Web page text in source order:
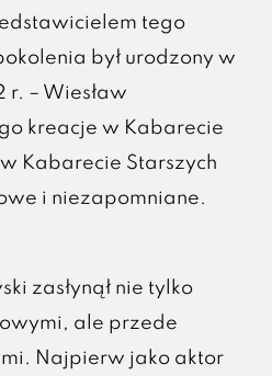
tego
był urodzony w
r. – Wiesław
kreacje w Kabarecie
Kabarecie Starszych
i niezapomniane.
zasłynął nie tylko
ale przede
Najpierw jako aktor